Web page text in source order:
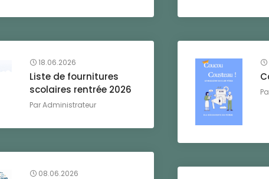
18.06.2026
Liste de fournitures
scolaires rentrée 2026
ParAdministrateur
08.06.2026